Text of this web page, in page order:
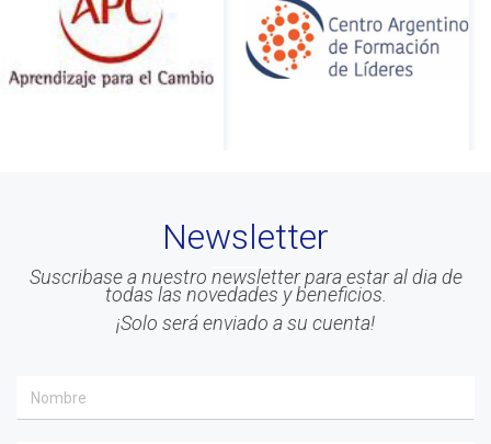
Newsletter
Suscribase a nuestro newsletter para estar al dia de
todas las novedades y beneficios.
¡Solo será enviado a su cuenta!